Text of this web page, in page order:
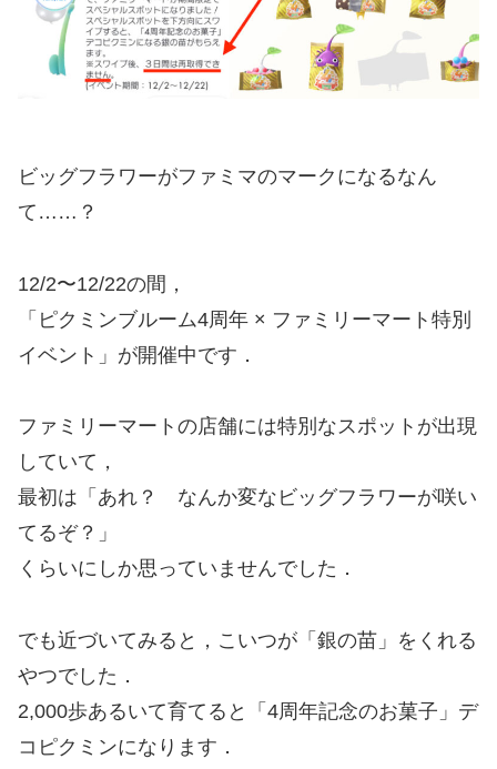
ビッグフラワーがファミマのマークになるなん
て……？
12/2〜12/22の間，
「ピクミンブルーム4周年 × ファミリーマート特別
イベント」が開催中です．
ファミリーマートの店舗には特別なスポットが出現
していて，
最初は「あれ？ なんか変なビッグフラワーが咲い
てるぞ？」
くらいにしか思っていませんでした．
でも近づいてみると，こいつが「銀の苗」をくれる
やつでした．
2,000歩あるいて育てると「4周年記念のお菓子」デ
コピクミンになります．